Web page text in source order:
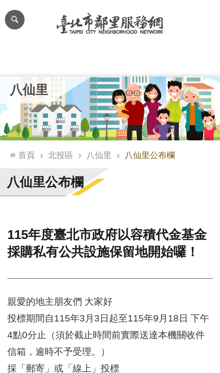
跳到主要內容區塊
網
站
台
通
臺
北
市
門
牌
整
檢
系
文
化
局
化
八仙里
首頁 北投區 八仙里 八仙里公布欄
八仙里公布欄
115年度臺北市政府以容積代金基金
採購私有公共設施保留地開始囉！
親愛的地主朋友們 大家好
投標期間自115年3月3日起至115年9月18日 下午
4點0分止（須於截止時間前實際送達本機關收件
信箱，逾時不予受理。）
採「郵寄」或「線上」投標